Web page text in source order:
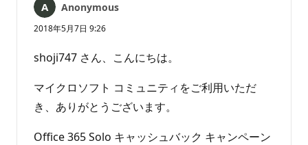
んAnonymous
2018年5月7日 9:26
shoji747 さん、こんにちは。
マイクロソフト コミュニティをご利用いただ
き、ありがとうございます。
Office 365 Solo キャッシュバック キャンペーン